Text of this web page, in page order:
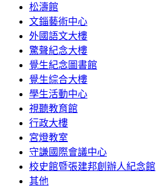
松濤館
文錙藝術中心
外國語文大樓
驚聲紀念大樓
覺生紀念圖書館
覺生綜合大樓
學生活動中心
視聽教育館
行政大樓
宮燈教室
守謙國際會議中心
校史館暨張建邦創辦人紀念館
其他